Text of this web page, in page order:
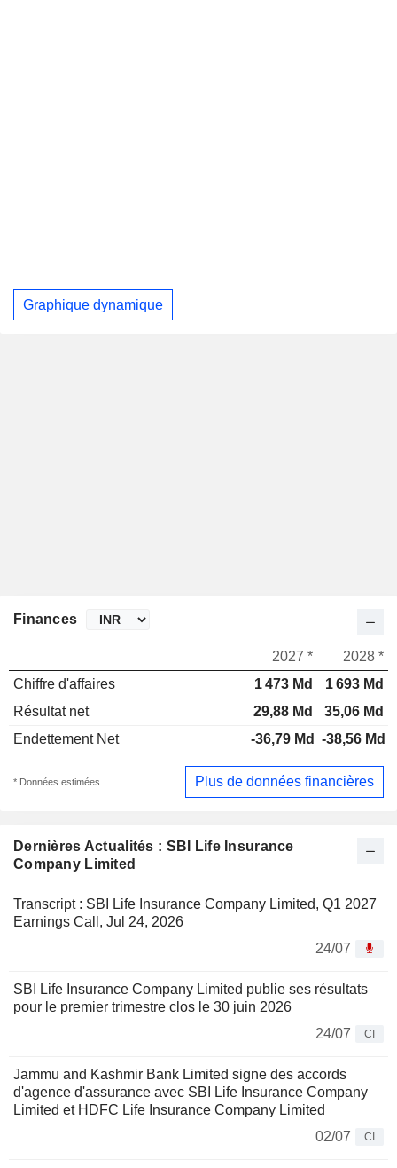
Graphique dynamique
Dernières Actualités : SBI Life Insurance
Company Limited
Transcript : SBI Life Insurance Company Limited, Q1 2027
Earnings Call, Jul 24, 2026
24/07
SBI Life Insurance Company Limited publie ses résultats
pour le premier trimestre clos le 30 juin 2026
24/07
CI
Jammu and Kashmir Bank Limited signe des accords
d'agence d'assurance avec SBI Life Insurance Company
Limited et HDFC Life Insurance Company Limited
02/07
CI
Finances
2027 *
2028 *
Chiffre d'affaires
1 473 Md
1 693 Md
Résultat net
29,88 Md
35,06 Md
Endettement Net
-36,79 Md -38,56 Md
* Données estimées Plus de données financières